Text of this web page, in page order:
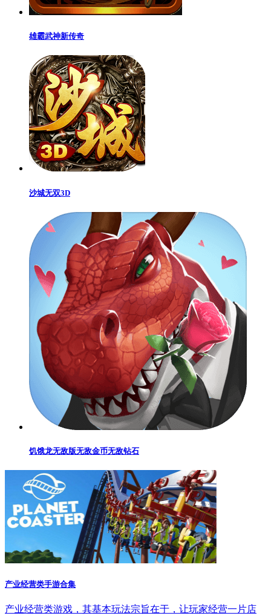
雄霸武神新传奇
沙城无双3D
饥饿龙无敌版无敌金币无敌钻石
产业经营类手游合集
产业经营类游戏，其基本玩法宗旨在于，让玩家经营一片店